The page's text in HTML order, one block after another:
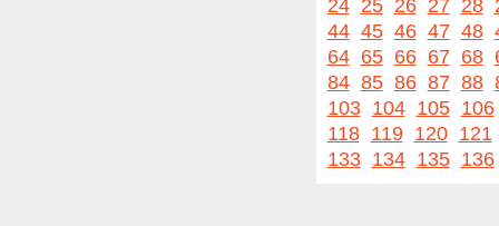
24 25 26 27 28
44 45 46 47 48
64 65 66 67 68
84 85 86 87 88
103 104 105 106
118 119 120 121
133 134 135 136